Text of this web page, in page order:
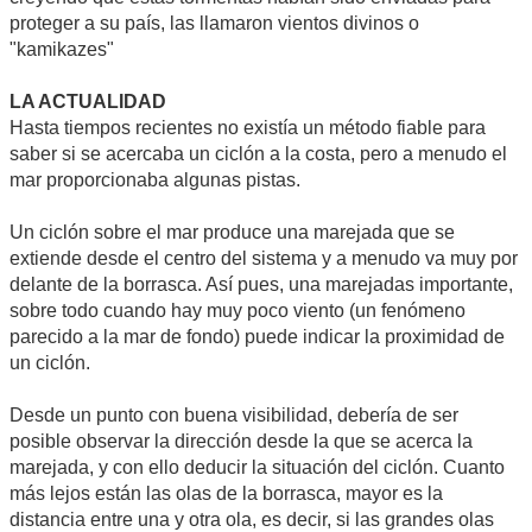
proteger a su país, las llamaron vientos divinos o
"kamikazes"
LA ACTUALIDAD
Hasta tiempos recientes no existía un método fiable para
saber si se acercaba un ciclón a la costa, pero a menudo el
mar proporcionaba algunas pistas.
Un ciclón sobre el mar produce una marejada que se
extiende desde el centro del sistema y a menudo va muy por
delante de la borrasca. Así pues, una marejadas importante,
sobre todo cuando hay muy poco viento (un fenómeno
parecido a la mar de fondo) puede indicar la proximidad de
un ciclón.
Desde un punto con buena visibilidad, debería de ser
posible observar la dirección desde la que se acerca la
marejada, y con ello deducir la situación del ciclón. Cuanto
más lejos están las olas de la borrasca, mayor es la
distancia entre una y otra ola, es decir, si las grandes olas